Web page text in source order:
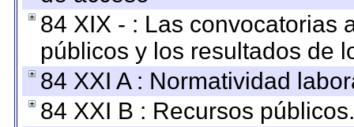
84 XIX - : Las convocatorias
públicos y los resultados de
84 XXI A : Normatividad
84 XXI B : Recursos públicos.